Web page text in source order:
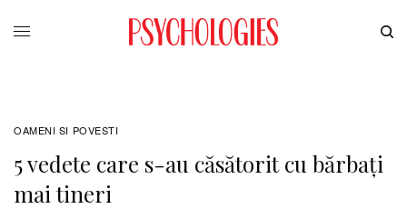
OAMENI SI POVESTI
5 vedete care s-au căsătorit cu bărbați
mai tineri